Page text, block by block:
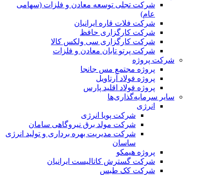
شرکت تجلی توسعه معادن و فلزات (سهامی
عام)
شرکت فلات قاره ایرانیان
شرکت کارگزاری حافظ
شرکت کارگزاری سی ولکس کالا
شرکت پرتو تابان معادن و فلزات
شرکت پروژه
پروژه مجتمع مس جانجا
پروژه فولاد آرتاویل
پروژه فولاد اقلید پارس
سایر سرمایه‌گذاری‌ها
انرژی
شرکت پویا انرژی
شرکت مولد برق نیروگاهی سامان
شرکت مدیریت بهره برداری و تولید انرژی
ساسان
پروژه هیمکو
شرکت گسترش کاتالیست ایرانیان
شرکت کک طبس